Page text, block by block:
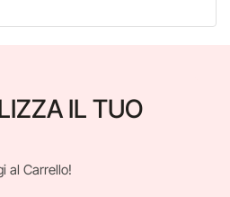
IL TUO
al Carrello!